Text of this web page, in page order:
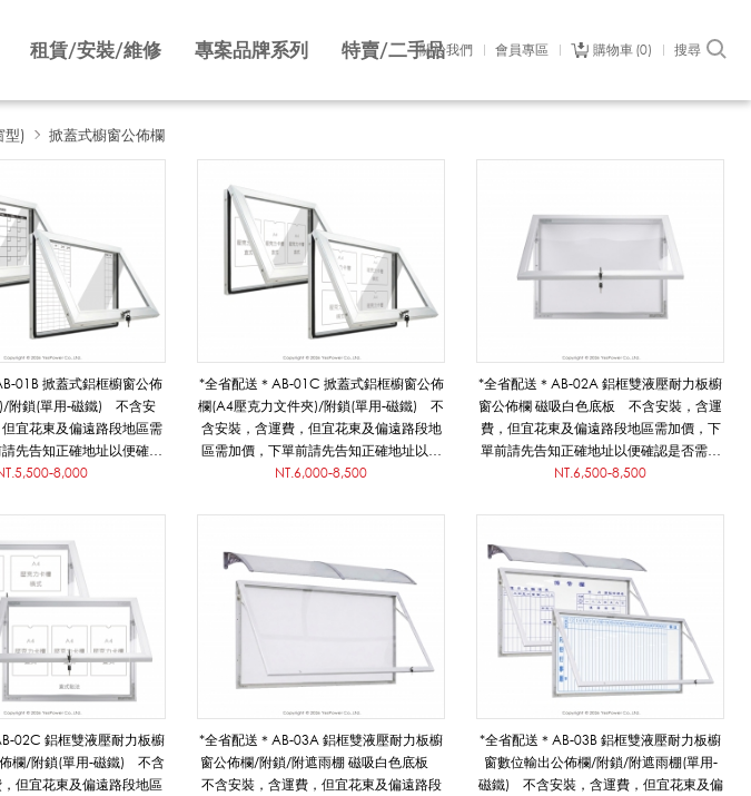
關於我們 會員專區 購物車 0 搜尋
租賃/安裝/維修 專案品牌系列 特賣/二手品
型) 掀蓋式櫥窗公佈欄
01B 掀蓋式鋁框櫥窗公佈
附鎖(單用-磁鐵) 不含安
宜花東及偏遠路段地區需
先告知正確地址以便確認
運費/數量多另有優惠
重新製稿酌收稿費。
需補貼，丈量、估價、設
裝。價格透明，品質保證，
歡迎詢問。
8,000
*全省配送＊AB-01C 掀蓋式鋁框櫥窗公佈
欄(A4壓克力文件夾)/附鎖(單用-磁鐵) 不
含安裝，含運費，但宜花東及偏遠路段地
區需加價，下單前請先告知正確地址以便
確認是否需補貼運費/數量多另有優惠
檔，若需重新製稿酌收稿費。
計、施工、安裝。價格透明，品質保證，
歡迎詢問。
NT.6,000-8,500
*全省配送＊AB-02A 鋁框雙液壓耐力板櫥
窗公佈欄 磁吸白色底板 不含安裝，含運
費，但宜花東及偏遠路段地區需加價，下
單前請先告知正確地址以便確認是否需補
貼運費/數量多另有優惠
NT.6,500-8,500
02C 鋁框雙液壓耐力板櫥
欄/附鎖(單用-磁鐵) 不含
但宜花東及偏遠路段地區
*全省配送＊AB-03A 鋁框雙液壓耐力板櫥
窗公佈欄/附鎖/附遮雨棚 磁吸白色底板
不含安裝，含運費，但宜花東及偏遠路段
*全省配送＊AB-03B 鋁框雙液壓耐力板櫥
窗數位輸出公佈欄/附鎖/附遮雨棚(單用-
磁鐵) 不含安裝，含運費，但宜花東及偏